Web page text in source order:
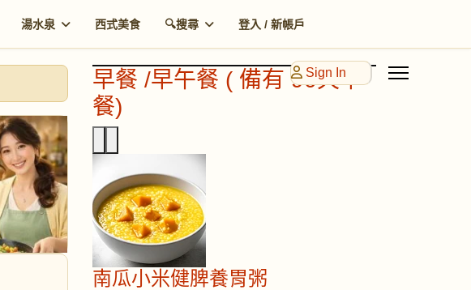
湯水泉 西式美食 🔍搜尋 登入 / 新帳戶
Sign In
早餐 /早午餐 ( 備有 90天早
餐)
南瓜小米健脾養胃粥